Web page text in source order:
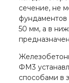
сечение, не
фундаментов
50 мм, а в
ФМ3
способами в